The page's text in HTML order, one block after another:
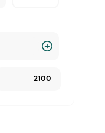
Quantity